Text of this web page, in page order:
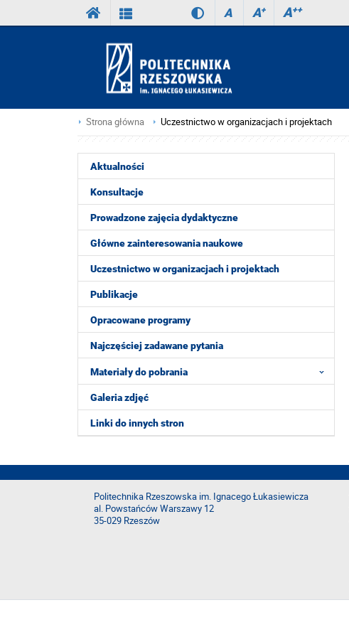
A A+ A++
Strona główna Uczestnictwo w organizacjach i projektach
Aktualności
Konsultacje
Prowadzone zajęcia dydaktyczne
Główne zainteresowania naukowe
Uczestnictwo w organizacjach i projektach
Publikacje
Opracowane programy
Najczęściej zadawane pytania
Materiały do pobrania
Galeria zdjęć
Linki do innych stron
Politechnika Rzeszowska im. Ignacego Łukasiewicza
al. Powstańców Warszawy 12
35-029 Rzeszów